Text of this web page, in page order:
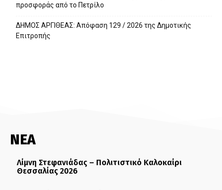
προσφοράς από το Πετρίλο
ΔΗΜΟΣ ΑΡΓΙΘΕΑΣ: Απόφαση 129 / 2026 της Δημοτικής
Επιτροπής
ΝΕΑ
Λίμνη Στεφανιάδας – Πολιτιστικό Καλοκαίρι
Θεσσαλίας 2026